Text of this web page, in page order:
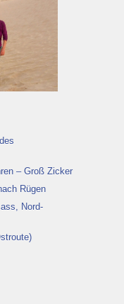
– Groß Zicker
Rügen
Nord-